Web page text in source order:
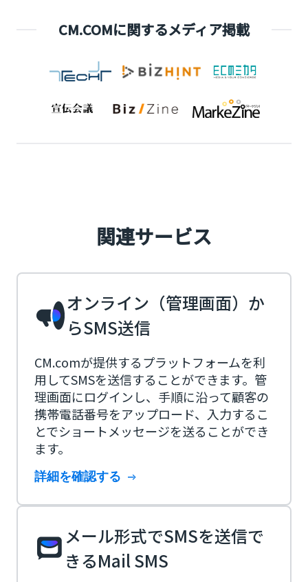
CM.COMに関するメディア掲載
関連サービス
オンライン（管理画面）か
らSMS送信
CM.comが提供するプラットフォームを利
用してSMSを送信することができます。管
理画面にログインし、手順に沿って顧客の
携帯電話番号をアップロード、入力するこ
とでショートメッセージを送ることができ
ます。
詳細を確認する
メール形式でSMSを送信で
きるMail SMS